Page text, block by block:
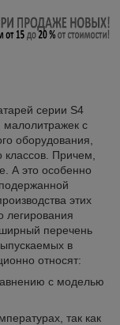
серии S4
малолитражек с
оборудования,
Причем,
А это особенно
этих
легирования
перечень
в
относят:
с моделью
так как